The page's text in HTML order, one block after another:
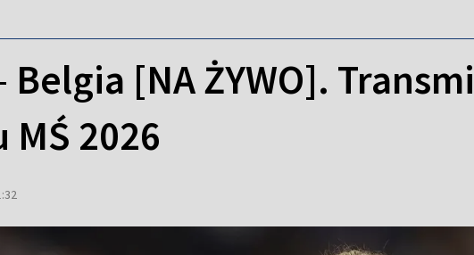
Belgia [NA ŻYWO].
MŚ 2026